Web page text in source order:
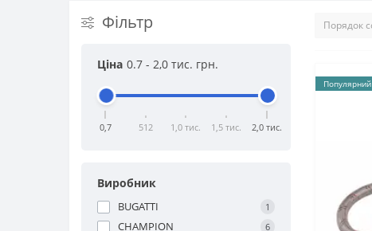
Фільтр
0.7 - 2,0 тис. грн.
Ціна
0,7 512 1,0 тис. 1,5 тис. 2,0 тис.
Виробник
BUGATTI 1
CHAMPION 6
Популярний